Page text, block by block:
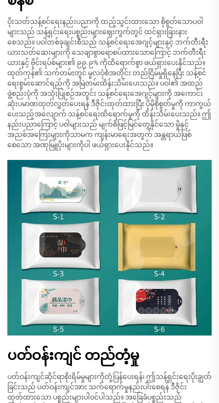
ပိုးသတ်သန့်စင်ရေးနည်းပညာကို ထည့်သွင်းထားသော စိုစွတ်သောပဝါ
များသည် သန့်ရှင်းရေးပစ္စည်းများဈေးကွက်တွင် ထင်ရှားခြားနား
စေသည်။ ပဝါတစ်ခုချင်းစီသည် သန့်စင်ရေးအေဂျင့်များနှင့် ဘက်တီးရီး
ယားသတ်ဆေးများကို သေချာစွာရောစပ်ထားသောကြောင့် ဘက်တီးရီး
ယားနှင့် ဗိုင်းရပ်စ်များ၏ ၉၉.၉% ကိုထိရောက်စွာ ဖယ်ရှားပေးနိုင်သည်။
ထုတ်ကုန်၏ သက်တမ်းတွင် မူလပုံစံအတိုင်း တည်ငြိမ်မှုရှိနေပြီး သန့်စင်
ရေးစွမ်းဆောင်ရည်ကို အမြဲတမ်းထိန်းသိမ်းပေးသည်။ ပဝါ၏ အထည်
ဖွဲ့စည်းပုံကို အသုံးပြုစဉ်အတွင်း သန့်စင်ရေးအေဂျင့်များကို အကောင်း
ဆုံးပမာဏထုတ်လွှတ်ပေးရန် ဒီဇိုင်းထုတ်ထားပြီး ပိုမိုစိုစွတ်မှုကို ကာကွယ်
ပေးသည့်အလျောက် သန့်စင်ရေးထိရောက်မှုကို ထိန်းသိမ်းပေးသည်။ ဤ
နည်းပညာကြောင့် ပဝါများသည် မျက်စိဖြင့်မြင်တွေ့နိုင်သော မှိုနှင့်
အညစ်အကြေးများကိုသာမက ကျန်းမာရေးအတွက် အန္တရာယ်ဖြစ်
စေသော အဏုမြူပိုးများကိုပါ ဖယ်ရှားပေးနိုင်သည်။
ပတ်ဝန်းကျင် တည်တံ့မှု
ပတ်ဝန်းကျင်ဆိုင်ရာစိုးရိမ်မှုများကိုတုံ့ပြန်ပေးရန်၊ ဤသန့်ရှင်းရေးပိုးချွတ်
ခြင်းသည် ပတ်ဝန်းကျင်အား သက်ရောက်မှုနည်းပါးစေရန် ဒီဇိုင်း
ထုတ်ထားသော ပစ္စည်းများပါဝင်ပါသည်။ အခြေခံပစ္စည်းသည်